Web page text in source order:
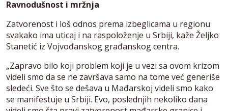
Ravnodušnost i mržnja
Zatvorenost i loš odnos prema izbeglicama u regionu
svakako ima uticaj i na raspoloženje u Srbiji, kaže Željko
Stanetić iz Vojvođanskog građanskog centra.
„Zapravo bilo koji problem koji je u vezi sa ovom krizom
videli smo da se ne završava samo na tome već generiše
sledeći. Sve što se dešava u Mađarskoj videli smo kako
se manifestuje u Srbiji. Evo, poslednjih nekoliko dana